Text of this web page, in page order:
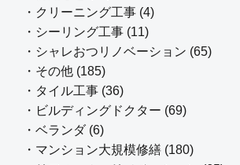
・クリーニング工事 (4)
・シーリング工事 (11)
・シャレおつリノベーション (65)
・その他 (185)
・タイル工事 (36)
・ビルディングドクター (69)
・ベランダ (6)
・マンション大規模修繕 (180)